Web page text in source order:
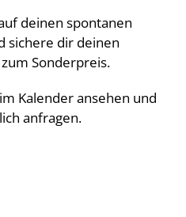
deinen spontanen
sichere dir deinen
Sonderpreis.
Kalender ansehen und
anfragen.